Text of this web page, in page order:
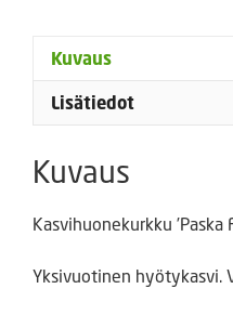
Kuvaus
Lisätiedot
Kuvaus
Kasvihuonekurkku ’Paska
Yksivuotinen hyötykasvi.